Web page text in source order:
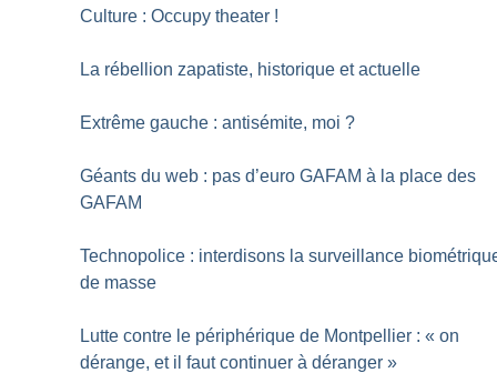
Culture : Occupy theater !
La rébellion zapatiste, historique et actuelle
Extrême gauche : antisémite, moi ?
Géants du web : pas d’euro GAFAM à la place des
GAFAM
Technopolice : interdisons la surveillance
de masse
Lutte contre le périphérique de Montpellier : « on
dérange, et il faut continuer à déranger »